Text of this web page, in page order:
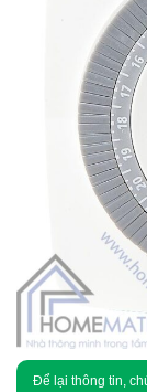
Để lại thông tin,